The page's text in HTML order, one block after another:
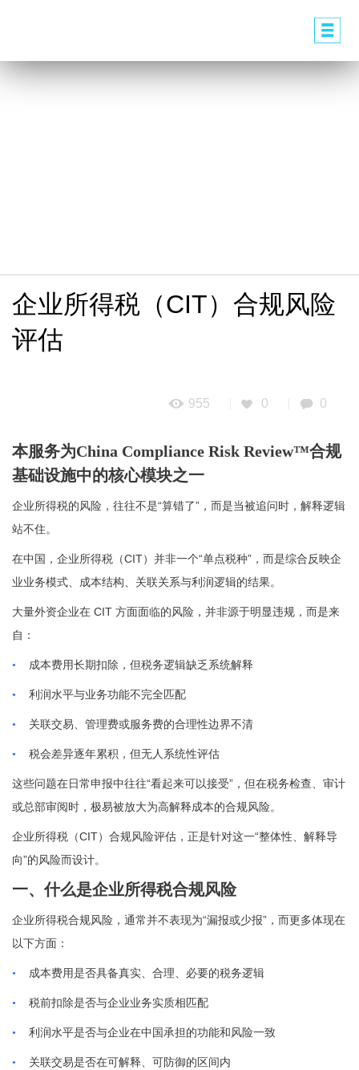
企业所得税（CIT）合规风险
评估
955 0 0
本服务为China Compliance Risk Review™合规
基础设施中的核心模块之一
企业所得税的风险，往往不是“算错了” ，而是当被追问时，解释逻辑
站不住。
在中国，企业所得税（CIT）并非一个“单点税种” ，而是综合反映企
业业务模式、成本结构、关联关系与利润逻辑的结果。
大量外资企业在 CIT 方面面临的风险，并非源于明显违规，而是来
自：
• 成本费用长期扣除，但税务逻辑缺乏系统解释
• 利润水平与业务功能不完全匹配
• 关联交易、管理费或服务费的合理性边界不清
• 税会差异逐年累积，但无人系统性评估
这些问题在日常申报中往往“看起来可以接受” ，但在税务检查、审计
或总部审阅时，极易被放大为高解释成本的合规风险。
企业所得税（CIT）合规风险评估，正是针对这一“整体性、解释导
向”的风险而设计。
一、什么是企业所得税合规风险
企业所得税合规风险，通常并不表现为“漏报或少报” ，而更多体现在
以下方面：
• 成本费用是否具备真实、合理、必要的税务逻辑
• 税前扣除是否与企业业务实质相匹配
• 利润水平是否与企业在中国承担的功能和风险一致
• 关联交易是否在可解释、可防御的区间内